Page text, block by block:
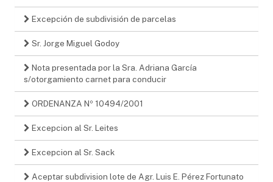
Excepción de subdivisión de parcelas
Sr. Jorge Miguel Godoy
Nota presentada por la Sra. Adriana García
s/otorgamiento carnet para conducir
ORDENANZA Nº 10494/2001
Excepcion al Sr. Leites
Excepcion al Sr. Sack
Aceptar subdivision lote de Agr. Luis E. Pérez Fortunato